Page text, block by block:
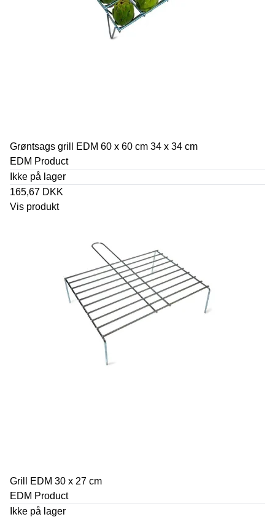
Grøntsags grill EDM 60 x 60 cm 34 x 34 cm
EDM Product
Ikke på lager
165,67 DKK
Vis produkt
Grill EDM 30 x 27 cm
EDM Product
Ikke på lager